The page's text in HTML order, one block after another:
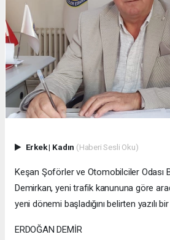
Erkek| Kadın (Haberi Sesli Oku)
Keşan Şoförler ve Otomobilciler Odası
Demirkan, yeni trafik kanununa göre
yeni dönemi başladığını belirten yazılı
ERDOĞAN DEMİR